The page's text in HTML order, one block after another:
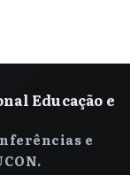
Educação e
e